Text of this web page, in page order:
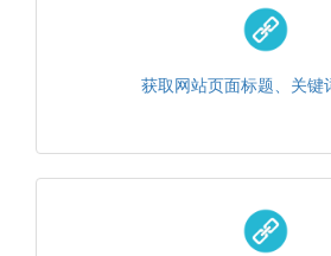
获取网站页面标题、关键